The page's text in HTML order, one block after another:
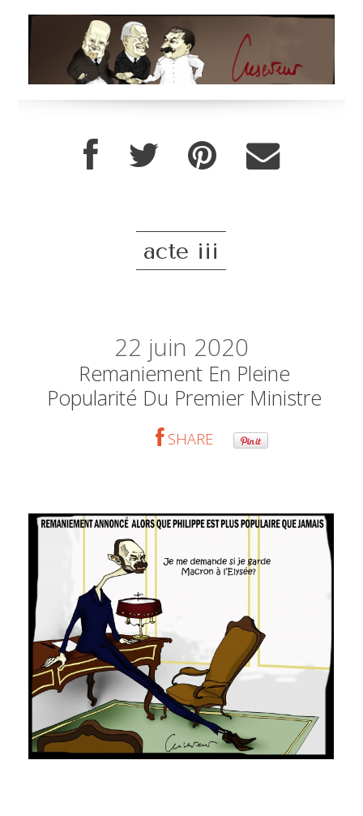
acte iii
22 juin 2020
Remaniement En Pleine
Popularité Du Premier Ministre
SHARE